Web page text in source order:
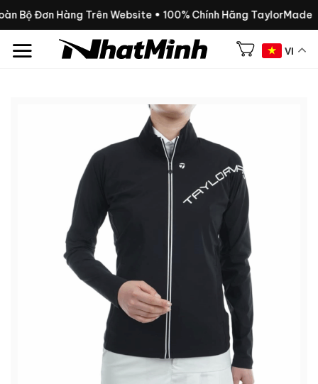
Chuyển
nội
dung
Bộ Đơn Hàng Trên Website • 100% Chính Hãng TaylorMade
VI